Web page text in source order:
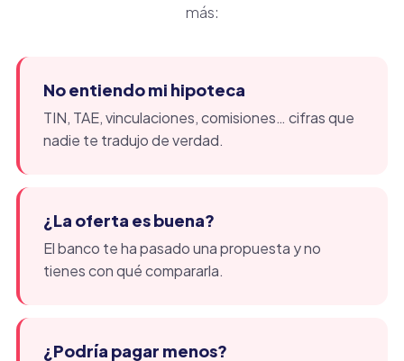
más:
No entiendo mi hipoteca
TIN, TAE, vinculaciones, comisiones… cifras que
nadie te tradujo de verdad.
¿La oferta es buena?
El banco te ha pasado una propuesta y no
tienes con qué compararla.
¿Podría pagar menos?